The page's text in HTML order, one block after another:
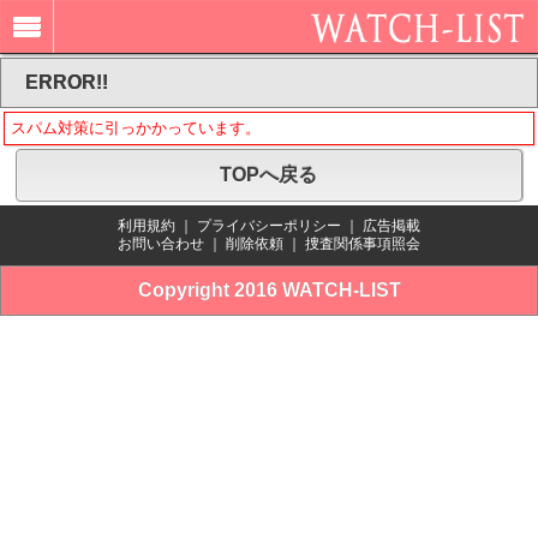
ERROR!!
スパム対策に引っかかっています。
TOPへ戻る
利用規約 プライバシーポリシー
広告掲載
お問い合わせ
削除依頼 捜査関係事項照会
Copyright 2016 WATCH-LIST